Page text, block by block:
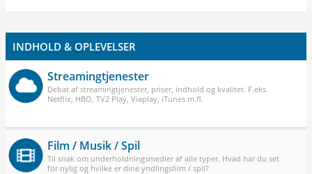
INDHOLD & OPLEVELSER
Streamingtjenester
Debat af streamingtjenester, priser, indhold og kvalitet. F.eks.
Netflix, HBO, TV2 Play, Viaplay, iTunes m.fl.
Film / Musik / Spil
Til snak om underholdningsmedier af alle typer. Hvad har du set
for nylig og hvilke er dine yndlingsfilm / spil?